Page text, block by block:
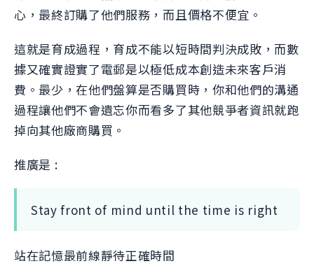
心，最終訂購了他們服務，而且價格不便宜。
這就是育成過程，育成不能以短時間判決成敗，而數
據又確實證實了電郵是以極低成本創造未來客戶消
費。最少，在他們盤算是否購買時，你和他們的溝通
過程讓他們不會遺忘你而看多了其他競爭者資訊就跑
掉向其他廠商購買。
推廣是 :
Stay front of mind until the time is right
站在記憶最前線靜待正確時間